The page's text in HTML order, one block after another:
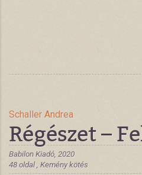
Schaller Andrea
Régészet –
Babilon Kiadó, 2020
48 oldal , Kemény kötés